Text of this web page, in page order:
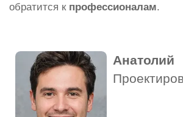
обратится к профессионалам.
Анатолий